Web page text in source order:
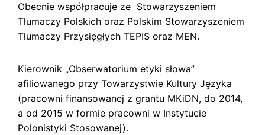
Obecnie współpracuje ze Stowarzyszeniem
Tłumaczy Polskich oraz Polskim Stowarzyszeniem
Tłumaczy Przysięgłych TEPIS oraz MEN.
Kierownik „Obserwatorium etyki słowa”
afiliowanego przy Towarzystwie Kultury Języka
(pracowni finansowanej z grantu MKiDN, do 2014,
a od 2015 w formie pracowni w Instytucie
Polonistyki Stosowanej).